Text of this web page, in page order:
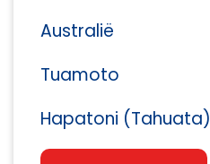
Australië
Tuamoto
Hapatoni (Tahuata)